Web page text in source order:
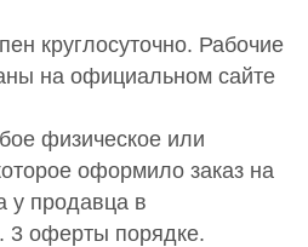
круглосуточно. Рабочие
на официальном сайте
физическое или
оформило заказ на
у продавца в
3 оферты порядке.